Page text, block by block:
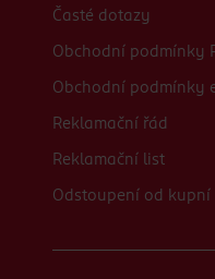
Časté dotazy
Obchodní podmínky
Obchodní podmínky
Reklamační řád
Reklamační list
Odstoupení od kupní